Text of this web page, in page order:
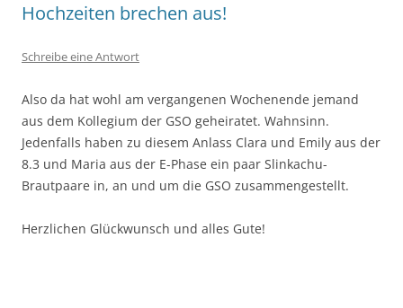
Hochzeiten brechen aus!
Schreibe eine Antwort
Also da hat wohl am vergangenen Wochenende jemand
aus dem Kollegium der GSO geheiratet. Wahnsinn.
Jedenfalls haben zu diesem Anlass Clara und Emily aus der
8.3 und Maria aus der E-Phase ein paar Slinkachu-
Brautpaare in, an und um die GSO zusammengestellt.
Herzlichen Glückwunsch und alles Gute!